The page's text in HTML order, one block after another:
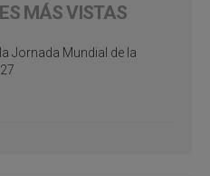
MÁS VISTAS
Jornada Mundial de la